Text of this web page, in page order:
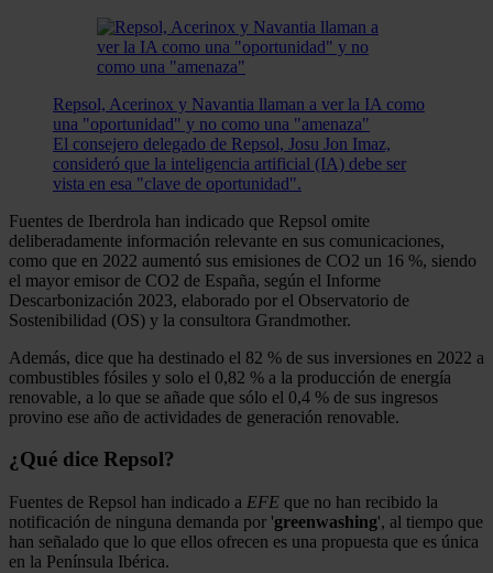
Repsol, Acerinox y Navantia llaman a ver la IA como
una "oportunidad" y no como una "amenaza"
El consejero delegado de Repsol, Josu Jon Imaz,
consideró que la inteligencia artificial (IA) debe ser
vista en esa "clave de oportunidad".
Fuentes de Iberdrola han indicado que Repsol omite
deliberadamente información relevante en sus comunicaciones,
como que en 2022 aumentó sus emisiones de CO2 un 16 %, siendo
el mayor emisor de CO2 de España, según el Informe
Descarbonización 2023, elaborado por el Observatorio de
Sostenibilidad (OS) y la consultora Grandmother.
Además, dice que ha destinado el 82 % de sus inversiones en 2022 a
combustibles fósiles y solo el 0,82 % a la producción de energía
renovable, a lo que se añade que sólo el 0,4 % de sus ingresos
provino ese año de actividades de generación renovable.
¿Qué dice Repsol?
Fuentes de Repsol han indicado a EFE que no han recibido la
notificación de ninguna demanda por 'greenwashing', al tiempo que
han señalado que lo que ellos ofrecen es una propuesta que es única
en la Península Ibérica.